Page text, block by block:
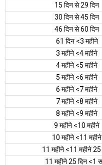
15 दिन से 29 दिन
30 दिन से 45 दिन
46 दिन से 60 दिन
61 दिन <3 महीने
3 महीने <4 महीने
4 महीने <5 महीने
5 महीने <6 महीने
6 महीने <7 महीने
7 महीने <8 महीने
8 महीने <9 महीने
9 महीने <10 महीने
10 महीने <11 महीने
11 महीने <11 महीने 25
11 महीने 25 दिन <1